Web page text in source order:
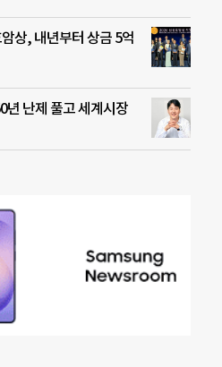
상, 내년부터 상금 5억
년 난제 풀고 세계시장